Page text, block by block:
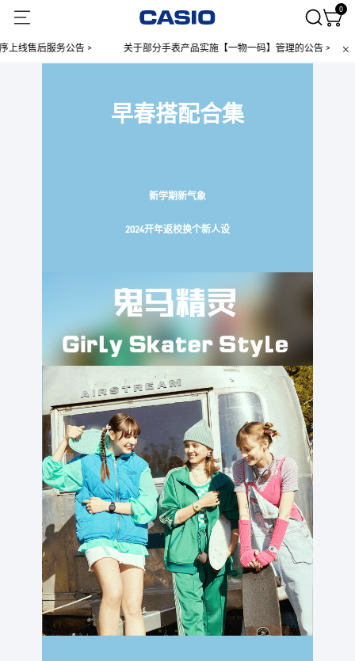
0
售后服务公告 > 关于部分手表产品实施【一物一码】管理的公告 >
早春搭配合集
新学期新气象
2024开年返校换个新人设